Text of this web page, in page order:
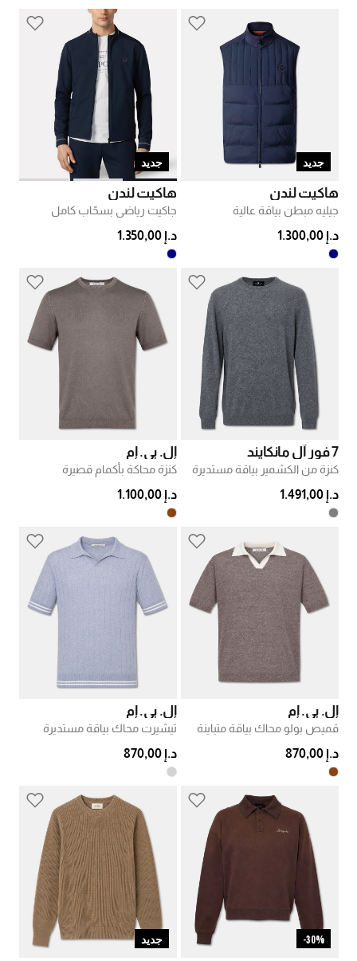
جديد
هاكيت لندن
جيليه مبطن بياقة عالية
د.إ 1.300,00
جديد
هاكيت لندن
جاكيت رياضي بسحّاب كامل
د.إ 1.350,00
7 فور آل مانكايند
كنزة من الكشمير بياقة مستديرة
د.إ 1.491,00
إل. بي. إم
كنزة محاكة بأكمام قصيرة
د.إ 1.100,00
إل. بي. إم
قميص بولو محاك بياقة متباينة
د.إ 870,00
إل. بي. إم
تيشيرت محاك بياقة مستديرة
د.إ 870,00
30%- جديد